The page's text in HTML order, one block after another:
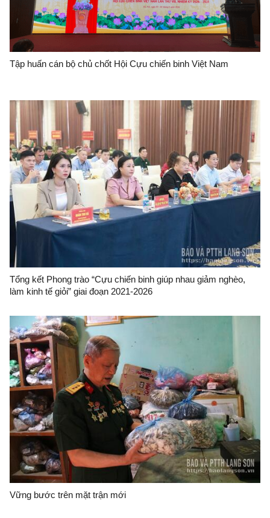
Tập huấn cán bộ chủ chốt Hội Cựu chiến binh Việt Nam
Tổng kết Phong trào “Cựu chiến binh giúp nhau giảm nghèo,
làm kinh tế giỏi” giai đoạn 2021-2026
Vững bước trên mặt trận mới